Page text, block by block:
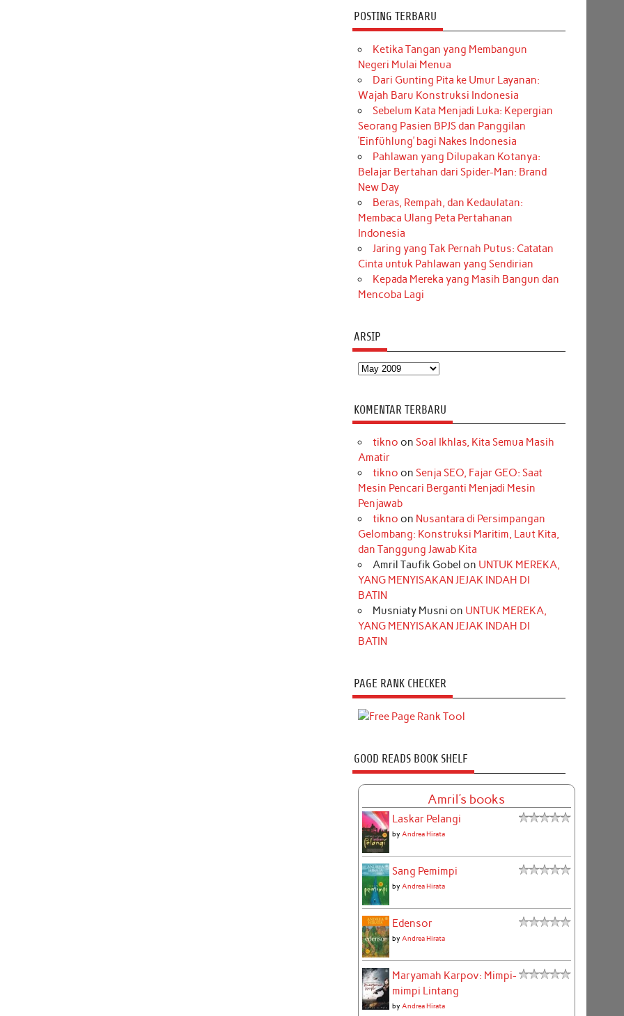
POSTING TERBARU
Ketika Tangan yang Membangun
Negeri Mulai Menua
Dari Gunting Pita ke Umur Layanan:
Wajah Baru Konstruksi Indonesia
Sebelum Kata Menjadi Luka: Kepergian
Seorang Pasien BPJS dan Panggilan
‘Einfühlung’ bagi Nakes Indonesia
Pahlawan yang Dilupakan Kotanya:
Belajar Bertahan dari Spider-Man: Brand
New Day
Beras, Rempah, dan Kedaulatan:
Membaca Ulang Peta Pertahanan
Indonesia
Jaring yang Tak Pernah Putus: Catatan
Cinta untuk Pahlawan yang Sendirian
Kepada Mereka yang Masih Bangun dan
Mencoba Lagi
ARSIP
Arsip
KOMENTAR TERBARU
tikno on Soal Ikhlas, Kita Semua Masih
Amatir
tikno on Senja SEO, Fajar GEO: Saat
Mesin Pencari Berganti Menjadi Mesin
Penjawab
tikno on Nusantara di Persimpangan
Gelombang: Konstruksi Maritim, Laut Kita,
dan Tanggung Jawab Kita
Amril Taufik Gobel on UNTUK MEREKA,
YANG MENYISAKAN JEJAK INDAH DI
BATIN
Musniaty Musni on UNTUK MEREKA,
YANG MENYISAKAN JEJAK INDAH DI
BATIN
PAGE RANK CHECKER
GOOD READS BOOK SHELF
Amril's books
Laskar Pelangi
by Andrea Hirata
Sang Pemimpi
by Andrea Hirata
Edensor
by Andrea Hirata
Maryamah Karpov: Mimpi-
mimpi Lintang
by Andrea Hirata